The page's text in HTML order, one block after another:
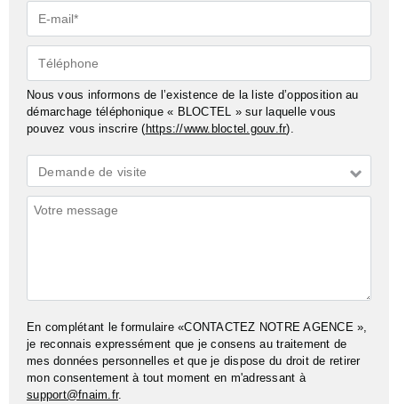
E-
mail*
Téléphone
Nous vous informons de l’existence de la liste d’opposition au
démarchage téléphonique « BLOCTEL » sur laquelle vous
pouvez vous inscrire ( https://www.bloctel.gouv.fr).
Demande
*
Demande de visite
Commentaires
En complétant le formulaire «CONTACTEZ NOTRE AGENCE »,
je reconnais expressément que je consens au traitement de
mes données personnelles et que je dispose du droit de retirer
mon consentement à tout moment en m'adressant à
support@fnaim.fr.